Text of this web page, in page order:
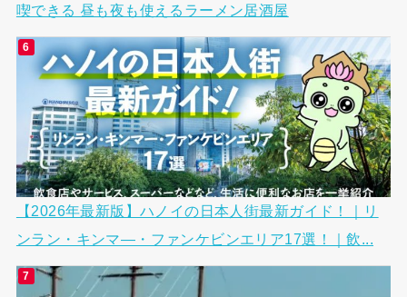
喫できる 昼も夜も使えるラーメン居酒屋
【2026年最新版】ハノイの日本人街最新ガイド！｜リ
ンラン・キンマ―・ファンケビンエリア17選！｜飲...